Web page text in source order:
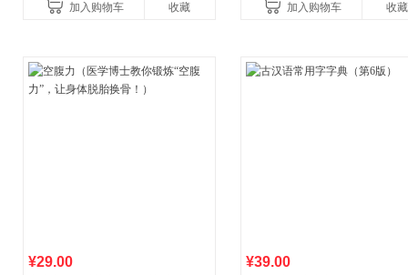
养好品质，发现快
加入购物车 收藏
加入购物车
收藏
¥29.00 ¥39.00